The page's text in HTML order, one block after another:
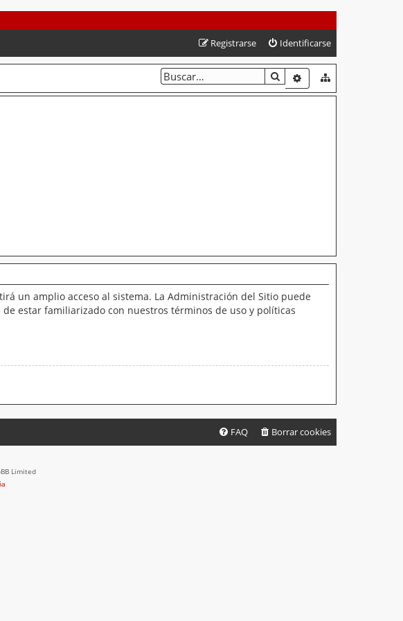
Identificarse
Registrarse
BUSCARBÚSQUEDA
un amplio acceso al sistema. La Administración del Sitio puede
estar familiarizado con nuestros términos de uso y políticas
Borrar cookies
FAQ
Limited